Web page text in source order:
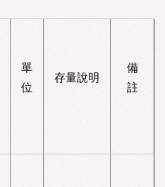
單
位
存量說明
備
註